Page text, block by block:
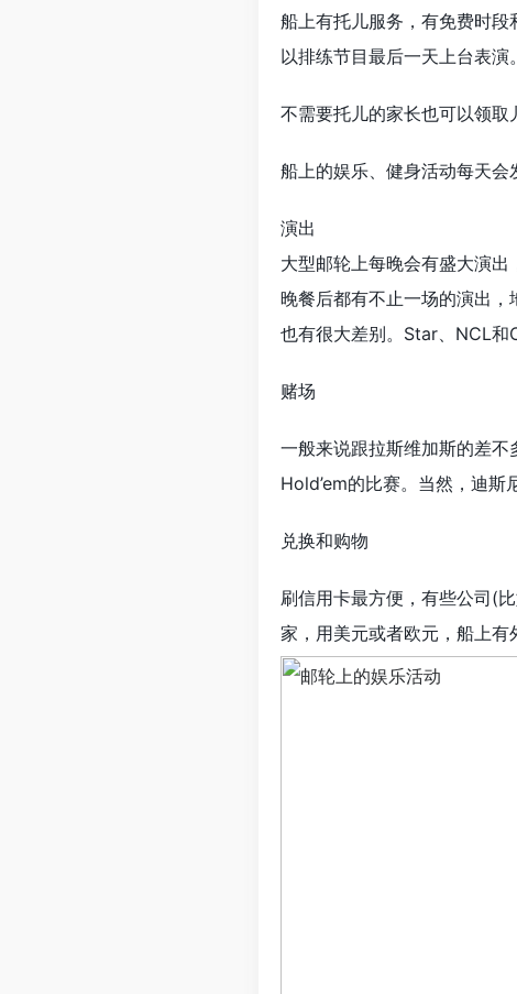
船上有托儿服务，有免费时
以排练节目最后一天上台表演。
不需要托儿的家长也可以领取
船上的娱乐、健身活动每天会
演出
大型邮轮上每晚会有盛大演
晚餐后都有不止一场的演出
也有很大差别。Star、NCL和
赌场
一般来说跟拉斯维加斯的差
Hold’em的比赛。当然，迪斯
兑换和购物
刷信用卡最方便，有些公司(
家，用美元或者欧元，船上有